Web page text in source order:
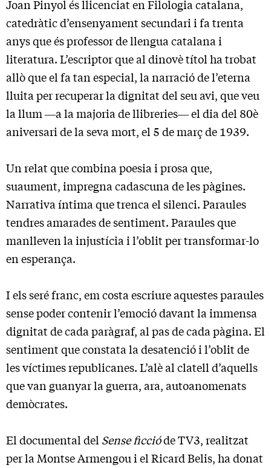
Joan Pinyol és llicenciat en Filologia catalana,
catedràtic d’ensenyament secundari i fa trenta
anys que és professor de llengua catalana i
literatura. L’escriptor que al dinovè títol ha trobat
allò que el fa tan especial, la narració de l’eterna
lluita per recuperar la dignitat del seu avi, que veu
la llum ―a la majoria de llibreries― el dia del 80è
aniversari de la seva mort, el 5 de març de 1939.
Un relat que combina poesia i prosa que,
suaument, impregna cadascuna de les pàgines.
Narrativa íntima que trenca el silenci. Paraules
tendres amarades de sentiment. Paraules que
manlleven la injustícia i l’oblit per transformar-lo
en esperança.
I els seré franc, em costa escriure aquestes paraules
sense poder contenir l’emoció davant la immensa
dignitat de cada paràgraf, al pas de cada pàgina. El
sentiment que constata la desatenció i l’oblit de
les víctimes republicanes. L’alè al clatell d’aquells
que van guanyar la guerra, ara, autoanomenats
demòcrates.
El documental del Sense ficcióde TV3, realitzat
per la Montse Armengou i el Ricard Belis, ha donat